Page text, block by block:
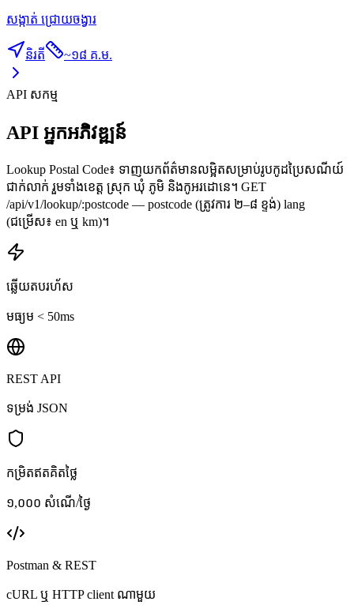
សង្កាត់ ជ្រោយចង្វារ
និរតី ~១៨ គ.ម.
API សកម្ម
API អ្នកអភិវឌ្ឍន៍
Lookup Postal Code៖ ទាញយកព័ត៌មានលម្អិតសម្រាប់រូបកូដប្រៃសណីយ៍
ជាក់លាក់ រួមទាំងខេត្ត ស្រុក ឃុំ ភូមិ និងកូអរដោនេ។ GET
/api/v1/lookup/:postcode — postcode (ត្រូវការ ២–៨ ខ្ទង់) lang
(ជម្រើស៖ en ឬ km)។
ឆ្លើយតបរហ័ស
មធ្យម < 50ms
REST API
ទម្រង់ JSON
កម្រិតឥតគិតថ្លៃ
១,០០០ សំណើ/ថ្ងៃ
Postman & REST
cURL ឬ HTTP client ណាមួយ